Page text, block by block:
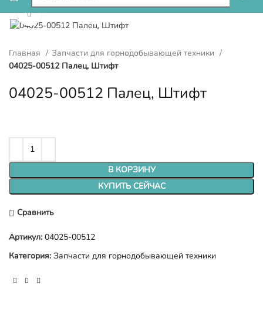
Нажмите, чтобы увеличить
Главная
Запчасти для горнодобывающей техники
04025-00512 Палец, Штифт
04025-00512 Палец, Штифт
В КОРЗИНУ
КУПИТЬ СЕЙЧАС
Сравнить
Артикул: 04025-00512
Категория: Запчасти для горнодобывающей техники